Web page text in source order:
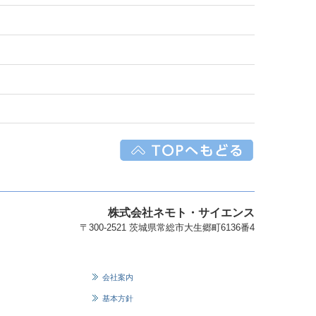
株式会社ネモト・サイエンス
〒300-2521 茨城県常総市大生郷町6136番4
会社案内
基本方針